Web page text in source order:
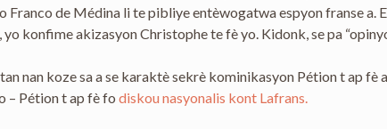
Franco de Médina li te pibliye entèwogatwa espyon franse a.
konfime akizasyon Christophe te fè yo. Kidonk, se pa
nan koze sa a se karaktè sekrè kominikasyon Pétion t ap
– Pétion t ap fè fodiskou nasyonalis kont Lafrans.